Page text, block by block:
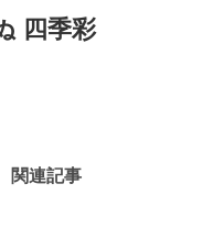
四季彩
関連記事